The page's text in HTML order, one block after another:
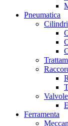
Pneumatica
Cilindri
Valvole
Ferramenta